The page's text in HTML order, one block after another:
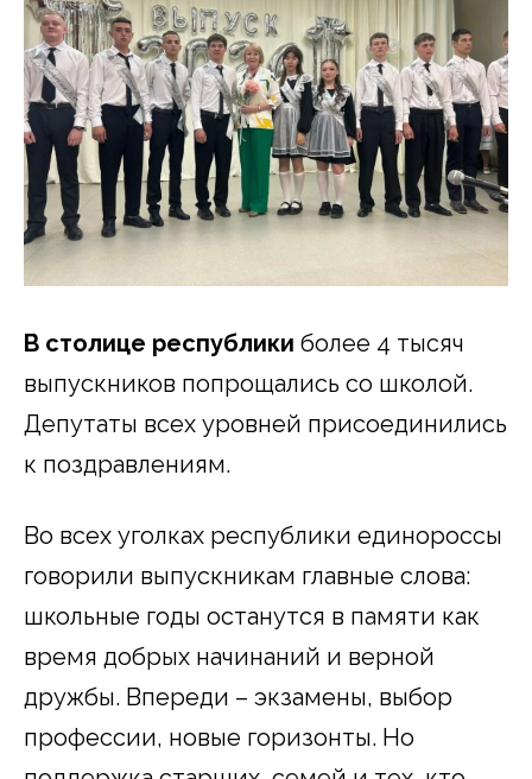
В столице республики более 4 тысяч
выпускников попрощались со школой.
Депутаты всех уровней присоединились
к поздравлениям.
Во всех уголках республики единороссы
говорили выпускникам главные слова:
школьные годы останутся в памяти как
время добрых начинаний и верной
дружбы. Впереди – экзамены, выбор
профессии, новые горизонты. Но